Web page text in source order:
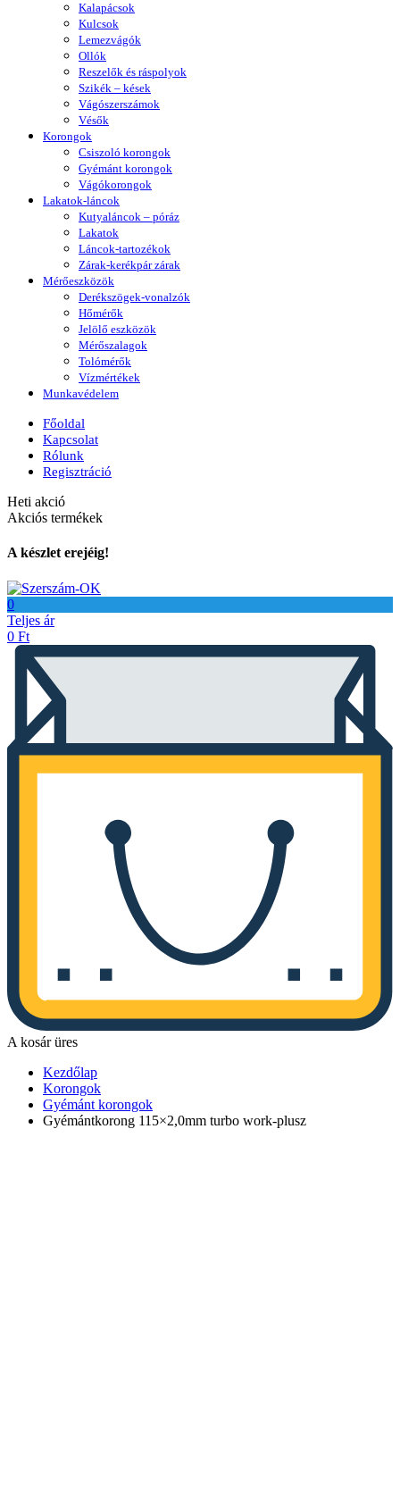
Kalapácsok
Kulcsok
Lemezvágók
Ollók
Reszelők és ráspolyok
Szikék – kések
Vágószerszámok
Vésők
Korongok
Csiszoló korongok
Gyémánt korongok
Vágókorongok
Lakatok-láncok
Kutyaláncok – póráz
Lakatok
Láncok-tartozékok
Zárak-kerékpár zárak
Mérőeszközök
Derékszögek-vonalzók
Hőmérők
Jelölő eszközök
Mérőszalagok
Tolómérők
Vízmértékek
Munkavédelem
Főoldal
Kapcsolat
Rólunk
Regisztráció
Heti akció
Akciós termékek
A készlet erejéig!
0
Teljes ár
0 Ft
A kosár üres
Kezdőlap
Korongok
Gyémánt korongok
Gyémántkorong 115×2,0mm turbo work-plusz